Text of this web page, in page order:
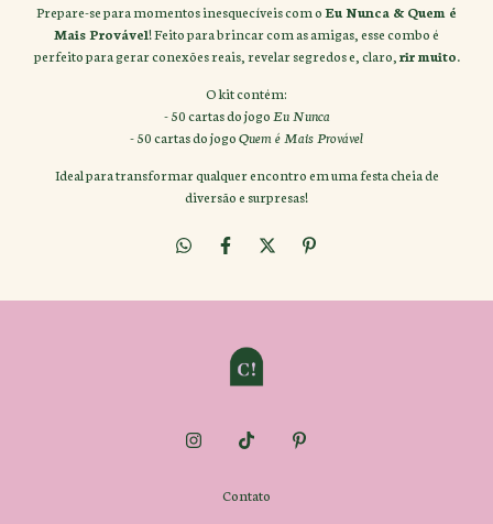
Prepare-se para momentos inesquecíveis com oEu Nunca & Quem é
Mais Provável! Feito para brincar com as amigas, esse combo é
perfeito para gerar conexões reais, revelar segredos e, claro, rir muito.
O kit contém:
- 50 cartas do jogo Eu Nunca
- 50 cartas do jogoQuem é Mais Provável
Ideal para transformar qualquer encontro em uma festa cheia de
diversão e surpresas!
Contato